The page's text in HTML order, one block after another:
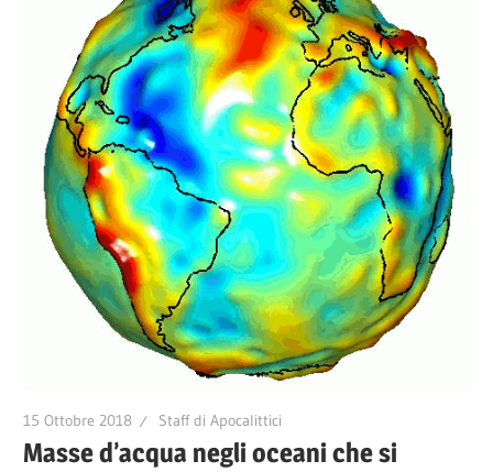
15 Ottobre 2018 Staff di Apocalittici
Masse d’acqua negli oceani che si